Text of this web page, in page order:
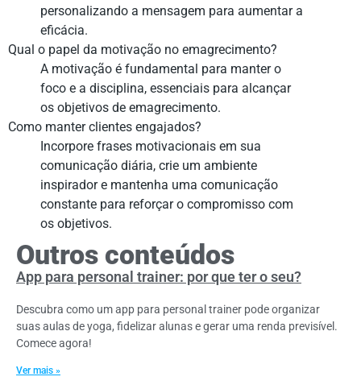
personalizando a mensagem para aumentar a
eficácia.
Qual o papel da motivação no emagrecimento?
A motivação é fundamental para manter o
foco e a disciplina, essenciais para alcançar
os objetivos de emagrecimento.
Como manter clientes engajados?
Incorpore frases motivacionais em sua
comunicação diária, crie um ambiente
inspirador e mantenha uma comunicação
constante para reforçar o compromisso com
os objetivos.
Outros conteúdos
App para personal trainer: por que ter o seu?
Descubra como um app para personal trainer pode organizar
suas aulas de yoga, fidelizar alunas e gerar uma renda previsível.
Comece agora!
Ver mais »